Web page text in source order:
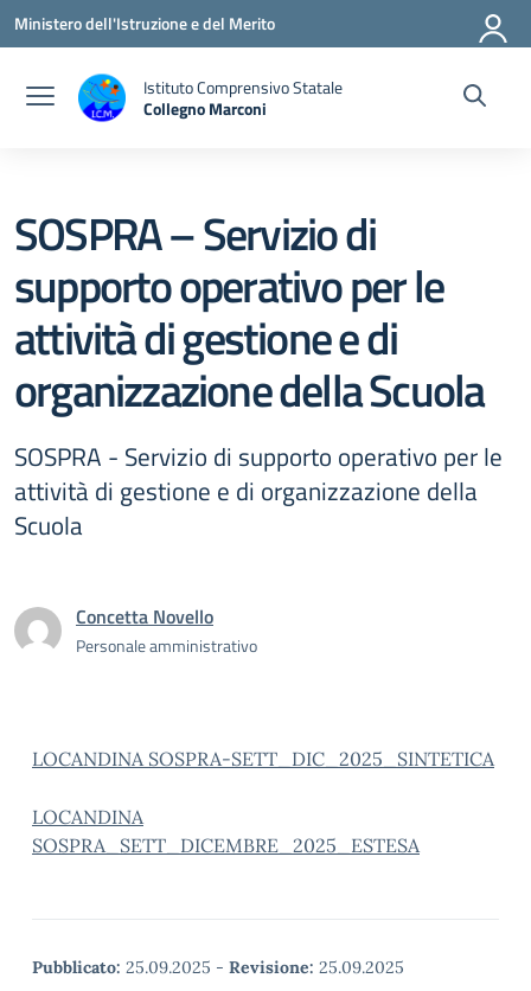
Vai ai contenuti
Vai al menu di navigazione
Vai al footer
Ministero dell'Istruzione e del Merito
Istituto Comprensivo Statale
Collegno Marconi
SOSPRA – Servizio di
supporto operativo per le
attività di gestione e di
organizzazione della Scuola
SOSPRA - Servizio di supporto operativo per le
attività di gestione e di organizzazione della
Scuola
Concetta Novello
Personale amministrativo
LOCANDINA SOSPRA-SETT_DIC_2025_SINTETICA
LOCANDINA
SOSPRA_SETT_DICEMBRE_2025_ESTESA
Pubblicato: 25.09.2025 - Revisione: 25.09.2025